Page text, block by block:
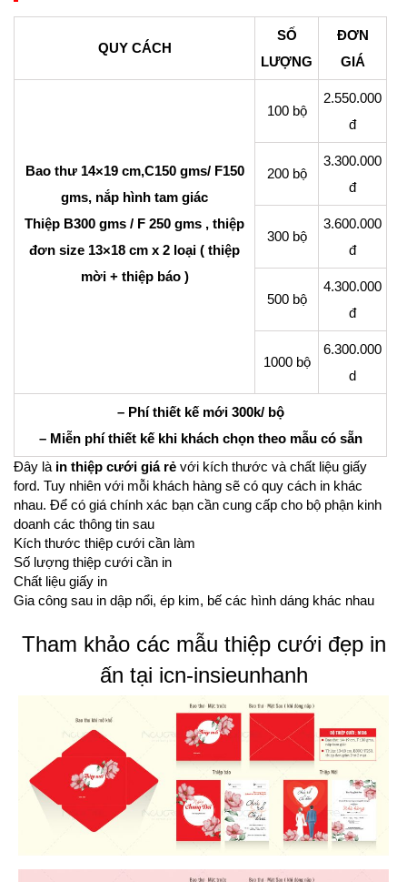
QUY CÁCH
SỐ
LƯỢNG
ĐƠN
GIÁ
Bao thư 14×19 cm,C150 gms/ F150
gms, nắp hình tam giác
Thiệp B300 gms / F 250 gms , thiệp
đơn size 13×18 cm x 2 loại ( thiệp
mời + thiệp báo )
100 bộ
2.550.000
đ
200 bộ
3.300.000
đ
300 bộ
3.600.000
đ
500 bộ
4.300.000
đ
1000 bộ
6.300.000
d
– Phí thiết kế mới 300k/ bộ
– Miễn phí thiết kế khi khách chọn theo mẫu có sẵn
Đây là in thiệp cưới giá rẻ với kích thước và chất liệu giấy
ford. Tuy nhiên với mỗi khách hàng sẽ có quy cách in khác
nhau. Để có giá chính xác bạn cần cung cấp cho bộ phận kinh
doanh các thông tin sau
Kích thước thiệp cưới cần làm
Số lượng thiệp cưới cần in
Chất liệu giấy in
Gia công sau in dập nổi, ép kim, bế các hình dáng khác nhau
Tham khảo các mẫu thiệp cưới đẹp in
ấn tại icn-insieunhanh